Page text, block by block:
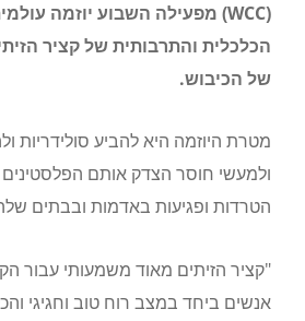
(
WCC) מפעילה השבוע יוזמה
הכלכלית והתרבותית של קציר
של הכיבוש.
מטרת היוזמה היא להביע סולידריות
ולמעשי חוסר הצדק אותם
הטרדות ופגיעות באדמות ובבתים
"קציר הזיתים מאוד משמעותי עבור
אנשים ביחד במצב רוח טוב וחגיגי